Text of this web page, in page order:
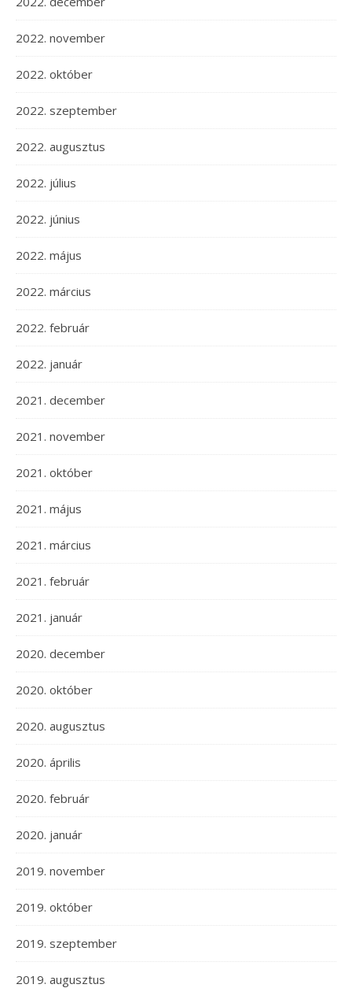
2022. november
2022. október
2022. szeptember
2022. augusztus
2022. július
2022. június
2022. május
2022. március
2022. február
2022. január
2021. december
2021. november
2021. október
2021. május
2021. március
2021. február
2021. január
2020. december
2020. október
2020. augusztus
2020. április
2020. február
2020. január
2019. november
2019. október
2019. szeptember
2019. augusztus